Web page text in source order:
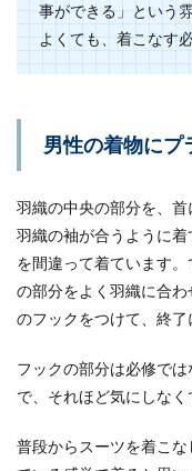
事ができる」という
よくても、着こなす
男性の着物にプ
羽織の中央の部分を、
羽織の袖が合うように
を間違って着ています
の部分をよく羽織に合
のフックをつけて、終了
フックの部分は必修で
で、それほど気にしなく
普段からスーツを着こ